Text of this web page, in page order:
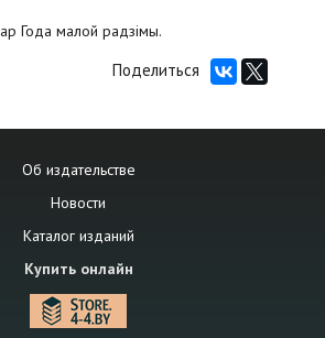
Года малой радзімы.
Поделиться
Об издательстве
Новости
Каталог изданий
Купить онлайн